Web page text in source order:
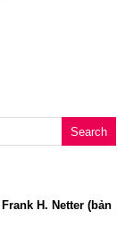
H. Netter (bản